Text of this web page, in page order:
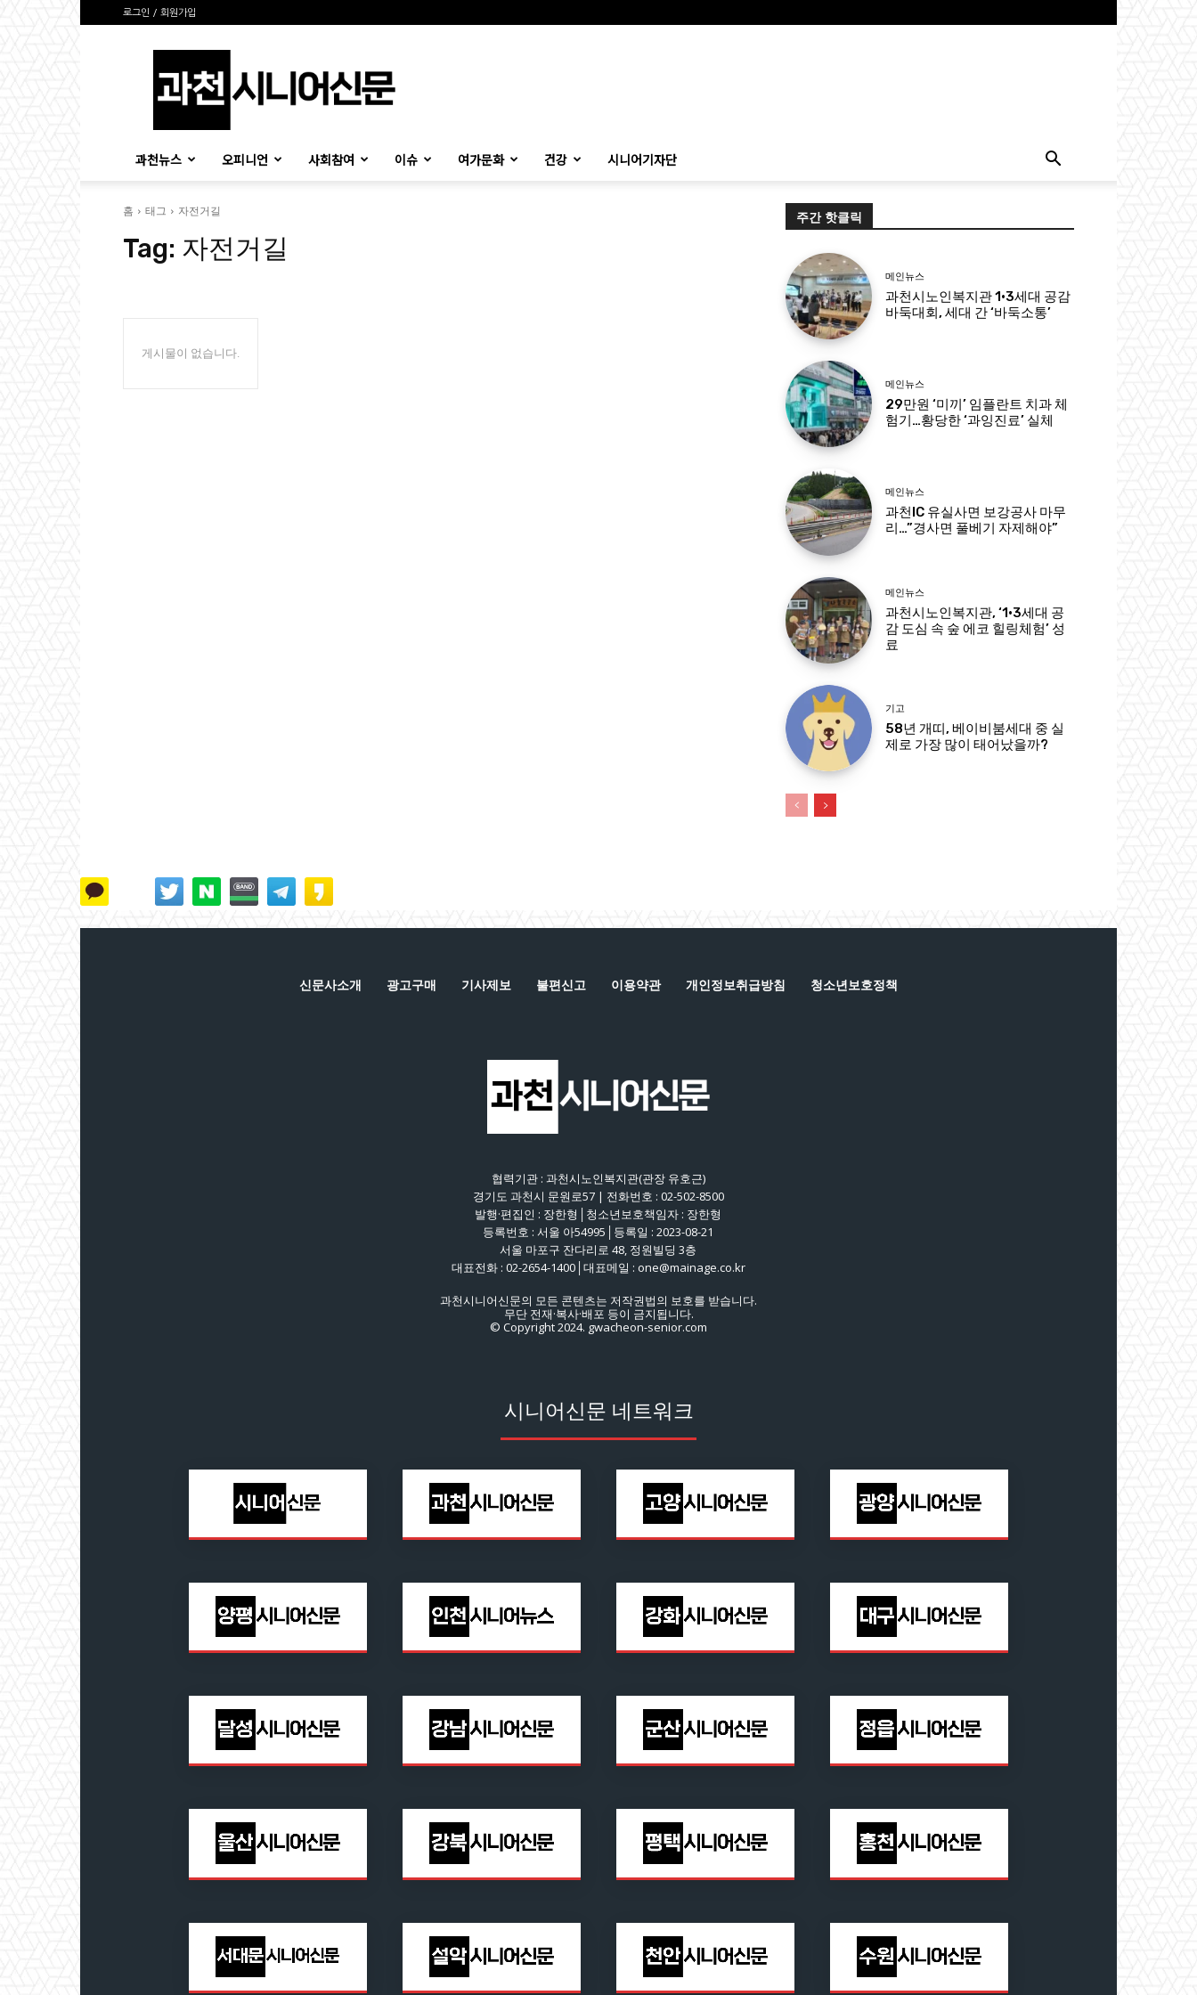
로그인 / 회원가입
시
과천뉴스 오피니언 사회참여 이슈 여가문화 건강 시니어기자단
홈 태그 자전거길
Tag: 자전거길
게시물이 없습니다.
주간 핫클릭
메인뉴스
과천시노인복지관 1·3세대 공감
바둑대회, 세대 간 ‘바둑소통’
메인뉴스
29만원 ‘미끼’ 임플란트 치과 체
험기…황당한 ‘과잉진료’ 실체
메인뉴스
과천IC 유실사면 보강공사 마무
리…”경사면 풀베기 자제해야”
메인뉴스
과천시노인복지관, ‘1·3세대 공
감 도심 속 숲 에코 힐링체험’ 성
료
기고
58년 개띠, 베이비붐세대 중 실
제로 가장 많이 태어났을까?
신문사소개 광고구매 기사제보 불편신고 이용약관 개인정보취급방침 청소년보호정책
협력기관 : 과천시노인복지관(관장 유호근)
경기도 과천시 문원로57 | 전화번호 : 02-502-8500
발행·편집인 : 장한형│청소년보호책임자 : 장한형
등록번호 : 서울 아54995│등록일 : 2023-08-21
서울 마포구 잔다리로 48, 정원빌딩 3층
대표전화 : 02-2654-1400│대표메일 : one@mainage.co.kr
과천시니어신문의 모든 콘텐츠는 저작권법의 보호를 받습니다.
무단 전재·복사·배포 등이 금지됩니다.
© Copyright 2024. gwacheon-senior.com
시니어신문 네트워크